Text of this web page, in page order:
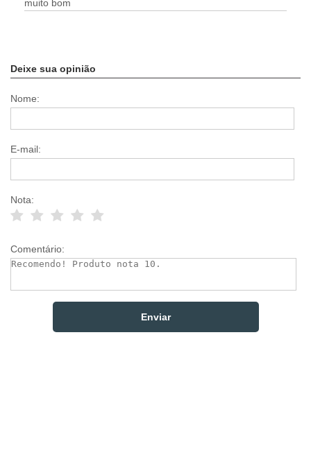
muito bom
Deixe sua opinião
Nome:
E-mail:
Nota:
Comentário: